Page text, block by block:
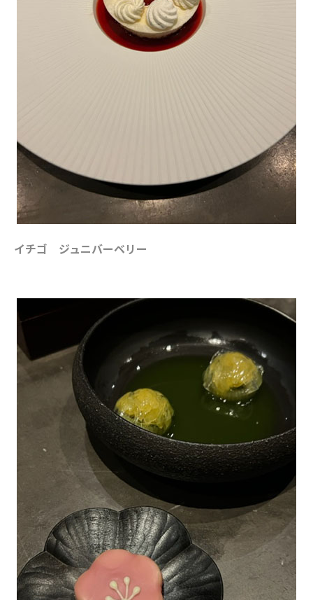
イチゴ ジュニバーベリー